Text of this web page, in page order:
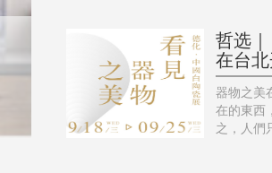
哲选
在台
器物之美
在的東西
之，人們